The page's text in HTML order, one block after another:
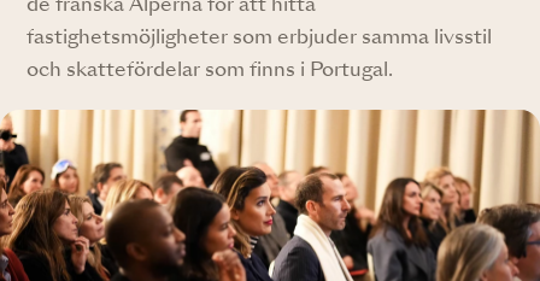
de franska Alperna för att hitta
fastighetsmöjligheter som erbjuder samma livsstil
och skattefördelar som finns i Portugal.